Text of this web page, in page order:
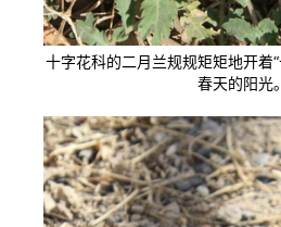
十字花科的二月兰规规矩矩地开着
春天的阳光。